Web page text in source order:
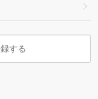
する